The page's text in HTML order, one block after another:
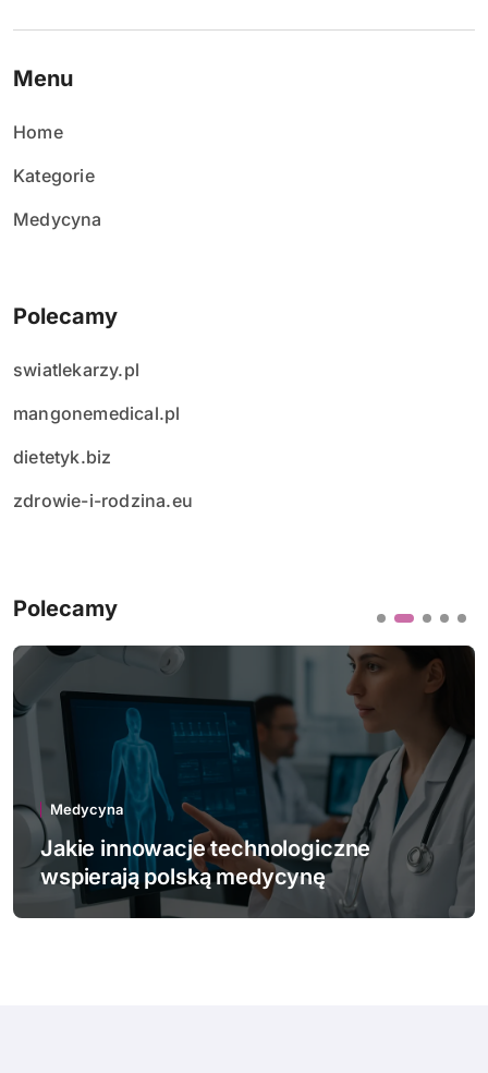
Menu
Home
Kategorie
Medycyna
Polecamy
swiatlekarzy.pl
mangonemedical.pl
dietetyk.biz
zdrowie-i-rodzina.eu
Polecamy
Medycyna
Jakie choroby zawodowe najczęściej
dotykają Polaków